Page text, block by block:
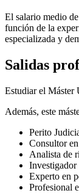
El salario medio
función de la
especializada y
Salidas
Estudiar el Máster
Además, este
Perito
Consultor
Analista de
Experto en
Profesional